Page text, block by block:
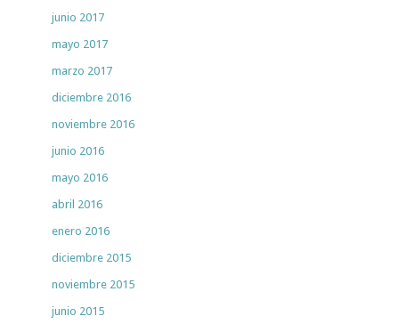
junio 2017
mayo 2017
marzo 2017
diciembre 2016
noviembre 2016
junio 2016
mayo 2016
abril 2016
enero 2016
diciembre 2015
noviembre 2015
junio 2015